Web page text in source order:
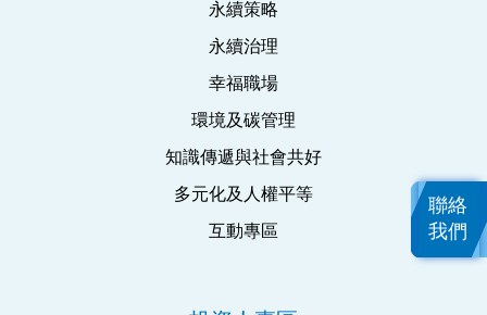
永續策略
永續治理
幸福職場
環境及碳管理
知識傳遞與社會共好
多元化及人權平等
互動專區
聯絡
我們